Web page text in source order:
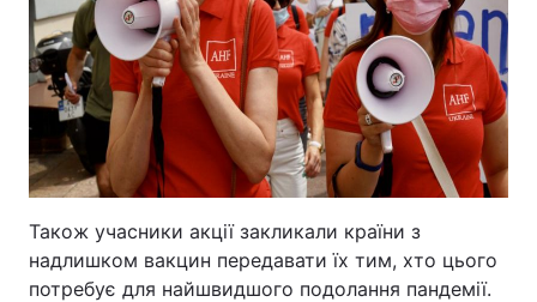
Також учасники акції закликали країни з
надлишком вакцин передавати їх тим, хто цього
потребує для найшвидшого подолання пандемії.